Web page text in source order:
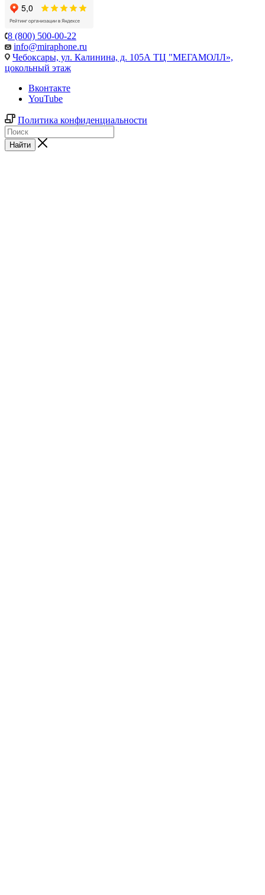
8 (800) 500-00-22
info@miraphone.ru
Чебоксары, ул. Калинина, д. 105А ТЦ "МЕГАМОЛЛ»,
цокольный этаж
Вконтакте
YouTube
Политика конфиденциальности
Найти